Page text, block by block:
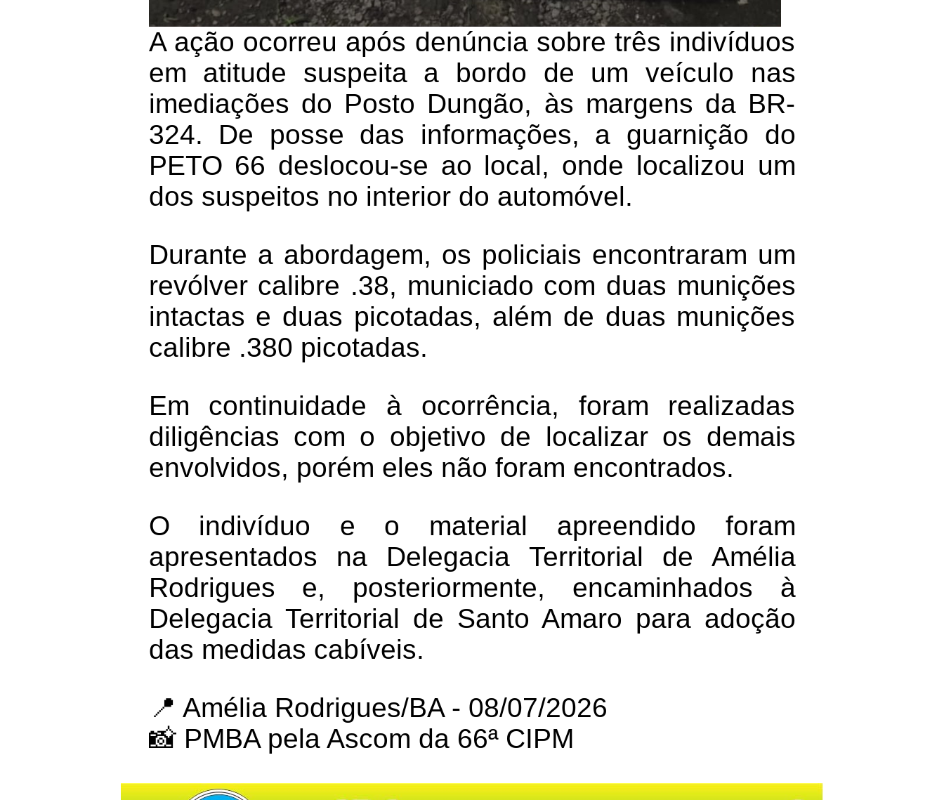
A ação ocorreu após denúncia sobre três indivíduos
em atitude suspeita a bordo de um veículo nas
imediações do Posto Dungão, às margens da BR-
324. De posse das informações, a guarnição do
PETO 66 deslocou-se ao local, onde localizou um
dos suspeitos no interior do automóvel.
Durante a abordagem, os policiais encontraram um
revólver calibre .38, municiado com duas munições
intactas e duas picotadas, além de duas munições
calibre .380 picotadas.
Em continuidade à ocorrência, foram realizadas
diligências com o objetivo de localizar os demais
envolvidos, porém eles não foram encontrados.
O indivíduo e o material apreendido foram
apresentados na Delegacia Territorial de Amélia
Rodrigues e, posteriormente, encaminhados à
Delegacia Territorial de Santo Amaro para adoção
das medidas cabíveis.
📍 Amélia Rodrigues/BA - 08/07/2026
📸 PMBA pela Ascom da 66ª CIPM